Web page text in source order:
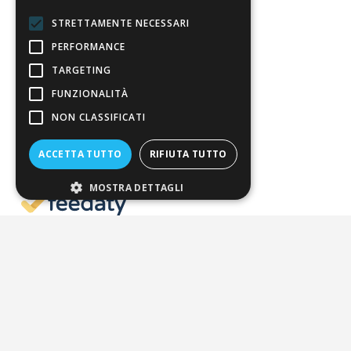
Pagamenti
Resi
4,7/5
Eccellente
3.820
Recensioni
STRETTAMENTE NECESSARI
PERFORMANCE
TARGETING
FUNZIONALITÀ
NON CLASSIFICATI
ACCETTA TUTTO RIFIUTA TUTTO
MOSTRA DETTAGLI